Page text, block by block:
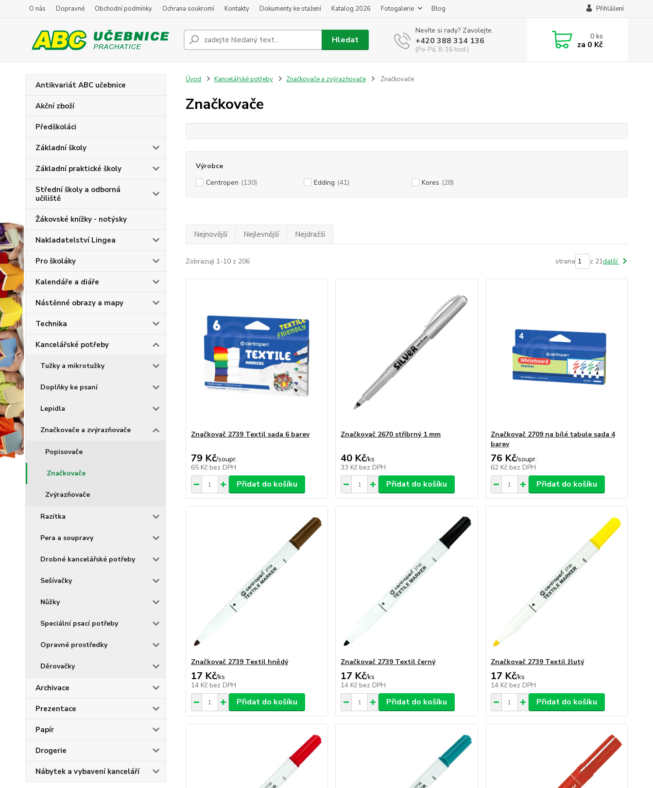
O nás Dopravné Obchodní podmínky Ochrana soukromí Kontakty Dokumenty ke stažení Katalog 2026 Fotogalerie Blog Přihlášení
Hledat
Nevíte si rady? Zavolejte.
+420 388 314 136
(Po-Pá, 8-16 hod.)
0ks
za 0 Kč
Antikvariát ABC učebnice
Akční zboží
Předškoláci
Základní školy
Základní praktické školy
Střední školy a odborná
učiliště
Žákovské knížky - notýsky
Nakladatelství Lingea
Pro školáky
Kalendáře a diáře
Nástěnné obrazy a mapy
Technika
Kancelářské potřeby
Tužky a mikrotužky
Doplňky ke psaní
Lepidla
Značkovače a zvýrazňovače
Popisovače
Značkovače
Zvýrazňovače
Razítka
Pera a soupravy
Drobné kancelářské potřeby
Sešívačky
Nůžky
Speciální psací potřeby
Opravné prostředky
Děrovačky
Archivace
Prezentace
Papír
Drogerie
Nábytek a vybavení kanceláří
Úvod Kancelářské potřeby Značkovače a zvýrazňovače Značkovače
Značkovače
Výrobce
Centropen (130) Edding (41) Kores (28)
Nejnovější Nejlevnější Nejdražší
Zobrazuji 1-10 z 206 strana z 21další
Značkovač 2739 Textil sada 6 barev
79 Kč/soupr.
65 Kč bez DPH
Přidat do košíku
Značkovač 2670 stříbrný 1 mm
40 Kč/ks
33 Kč bez DPH
Přidat do košíku
Značkovač 2709 na bílé tabule sada 4
barev
76 Kč/soupr.
62 Kč bez DPH
Přidat do košíku
Značkovač 2739 Textil hnědý
17 Kč/ks
14 Kč bez DPH
Přidat do košíku
Značkovač 2739 Textil černý
17 Kč/ks
14 Kč bez DPH
Přidat do košíku
Značkovač 2739 Textil žlutý
17 Kč/ks
14 Kč bez DPH
Přidat do košíku